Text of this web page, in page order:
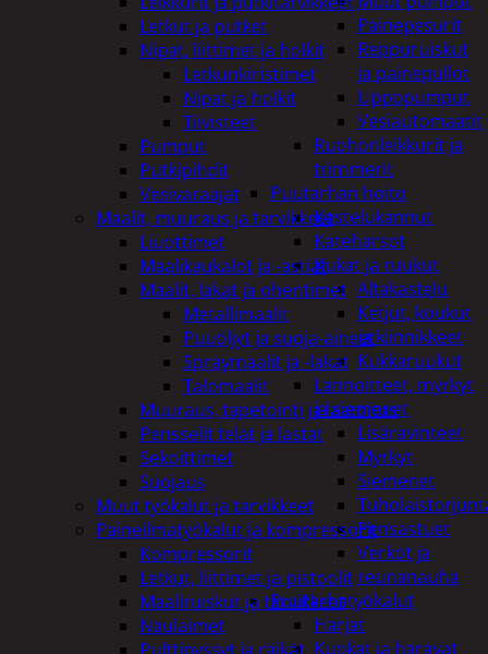
Painepesurit
Reppuruiskut
ja painepullot
Uppopumput
Vesiautomaatit
Ruohonleikkurit ja
trimmerit
Puutarhan hoito
Kastelukannut
Kateharsot
Kukat ja ruukut
Altakastelu
Ketjut, koukut
ja kiinnikkeet
Kukkaruukut
Lannoitteet, myrkyt
ja siemenet
Lisäravinteet
Myrkyt
Siemenet
Pensastuet
Verkot ja
reunanauha
Puutarhatyökalut
Harjat
Kuokat ja haravat
Letkut ja putket
Nipat, liittimet ja holkit
Letkunkiristimet
Nipat ja holkit
Tiivisteet
Pumput
Putkipihdit
Vesivaraajat
Maalit, muuraus ja tarvikkeet
Liuottimet
Maalikaukalot ja -astiat
Maalit, lakat ja ohentimet
Metallimaalit
Puuöljyt ja suoja-aineet
Spraymaalit ja -lakat
Talomaalit
Muuraus, tapetointi ja laatoitus
Pensselit telat ja lastat
Sekoittimet
Suojaus
Muut työkalut ja tarvikkeet
Paineilmatyökalut ja kompressorit
Kompressorit
Letkut, liittimet ja pistoolit
Maaliruiskut ja tarvikkeet
Naulaimet